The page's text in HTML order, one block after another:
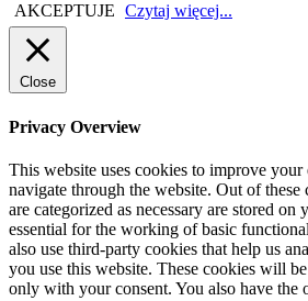
AKCEPTUJE Czytaj więcej...
Close
Privacy Overview
This website uses cookies to improve
navigate through the website. Out of these
are categorized as necessary are stored on
essential for the working of basic
also use third-party cookies that help us
you use this website. These cookies will
only with your consent. You also have the